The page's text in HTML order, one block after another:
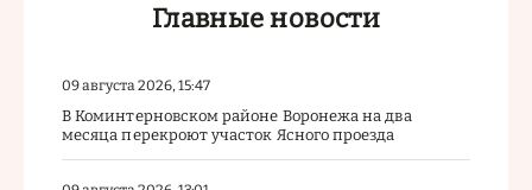
Главные новости
09 августа 2026, 15:47
В Коминтерновском районе Воронежа на два
месяца перекроют участок Ясного проезда